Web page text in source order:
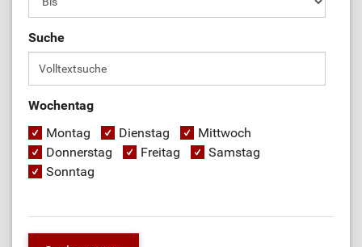
Suche
Wochentag
Montag
Dienstag
Mittwoch
Donnerstag
Freitag
Samstag
Sonntag